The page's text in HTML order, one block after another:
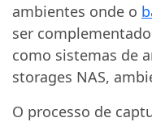
ambientes onde o
ser
como sistemas de
storages NAS,
O processo de